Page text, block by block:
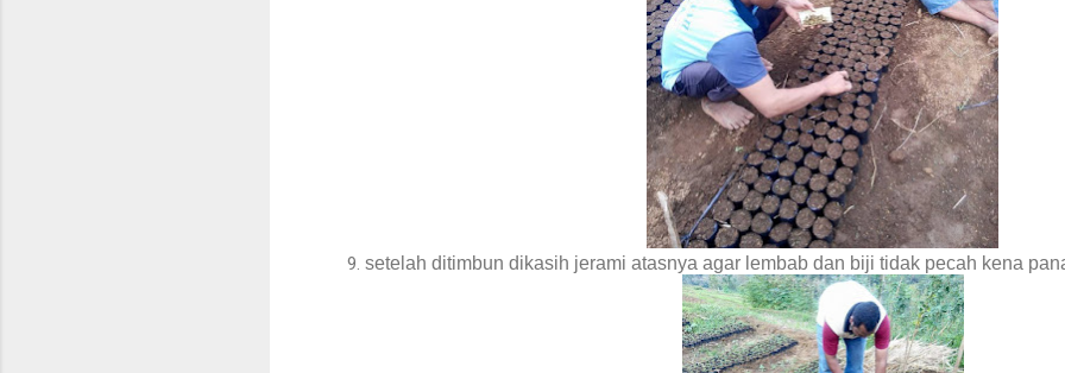
setelah ditimbun dikasih jerami atasnya agar lembab dan biji tidak pecah kena